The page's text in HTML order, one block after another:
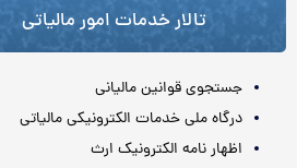
تالار خدمات امور مالیاتی
جستجوی قوانین مالیانی
درگاه ملی خدمات الکترونیکی مالیاتی
اظهار نامه الکترونیک ارث